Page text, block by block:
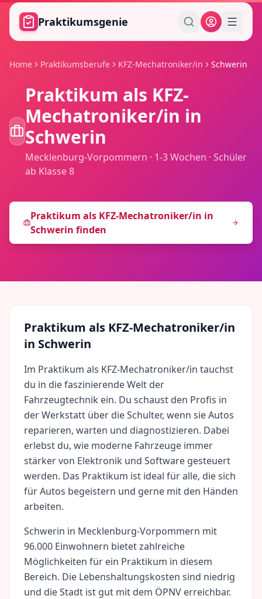
Zum Hauptinhalt springen
Praktikumsgenie
Home Praktikumsberufe KFZ-Mechatroniker/in Schwerin
Praktikum als KFZ-
Mechatroniker/in in
Schwerin
Mecklenburg-Vorpommern · 1-3 Wochen · Schüler
ab Klasse 8
Praktikum als KFZ-Mechatroniker/in in
Schwerin finden
Praktikum als KFZ-Mechatroniker/in
in Schwerin
Im Praktikum als KFZ-Mechatroniker/in tauchst
du in die faszinierende Welt der
Fahrzeugtechnik ein. Du schaust den Profis in
der Werkstatt über die Schulter, wenn sie Autos
reparieren, warten und diagnostizieren. Dabei
erlebst du, wie moderne Fahrzeuge immer
stärker von Elektronik und Software gesteuert
werden. Das Praktikum ist ideal für alle, die sich
für Autos begeistern und gerne mit den Händen
arbeiten.
Schwerin in Mecklenburg-Vorpommern mit
96.000 Einwohnern bietet zahlreiche
Möglichkeiten für ein Praktikum in diesem
Bereich. Die Lebenshaltungskosten sind niedrig
und die Stadt ist gut mit dem ÖPNV erreichbar.